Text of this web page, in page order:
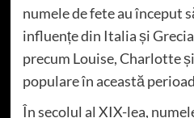
numele de fete au început
influențe din Italia și
precum Louise, Charlotte
populare în această
În secolul al XIX-lea,